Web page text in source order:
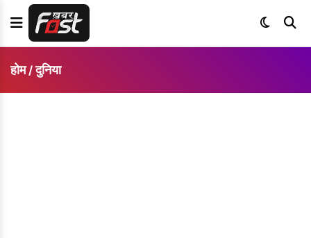
होम/ दुनिया